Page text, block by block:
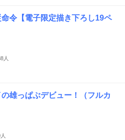
令【電子限定描き下ろし19ペ
人
雄っぱぶデビュー！（フルカ